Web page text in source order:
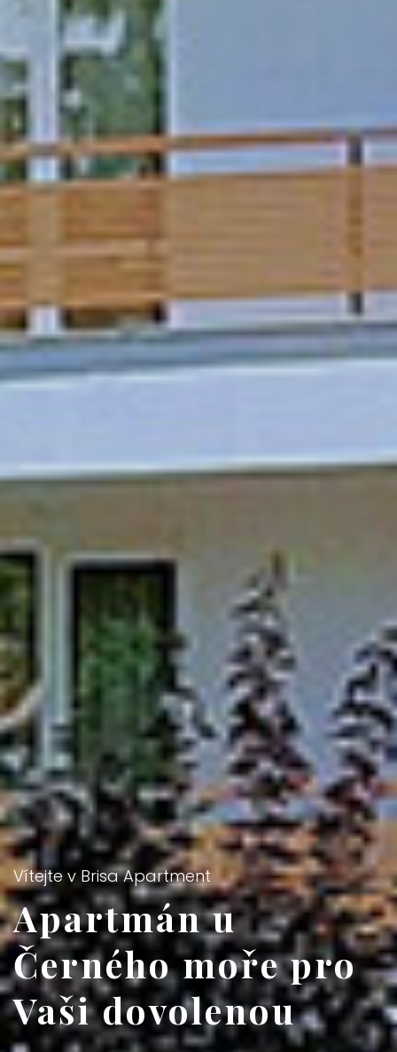
Vítejte v Brisa Apartment
Apartmán u
Černého moře pro
Vaši dovolenou